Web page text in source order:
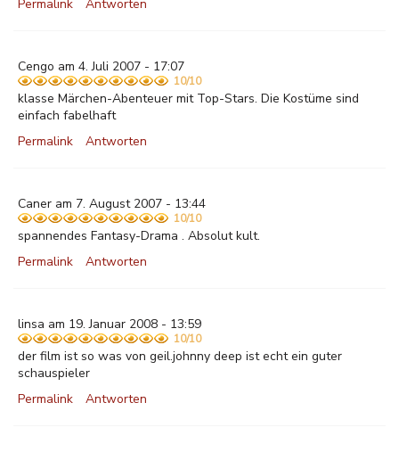
Permalink
Antworten
Cengo am 4. Juli 2007 - 17:07
10/10
klasse Märchen-Abenteuer mit Top-Stars. Die Kostüme sind
einfach fabelhaft
Permalink
Antworten
Caner am 7. August 2007 - 13:44
10/10
spannendes Fantasy-Drama . Absolut kult.
Permalink
Antworten
linsa am 19. Januar 2008 - 13:59
10/10
der film ist so was von geil.johnny deep ist echt ein guter
schauspieler
Permalink
Antworten